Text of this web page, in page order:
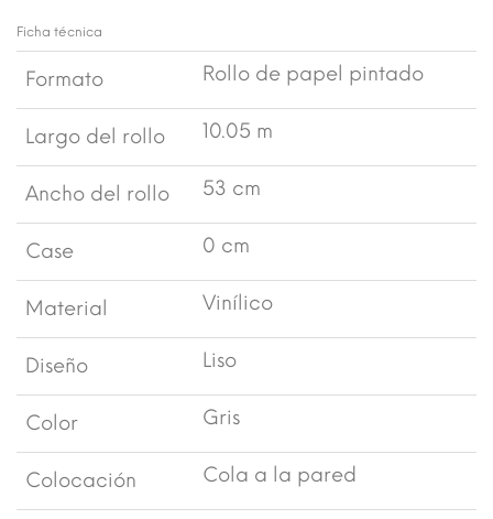
Ficha técnica
Formato Rollo de papel pintado
Largo del rollo 10.05 m
Ancho del rollo 53 cm
Case 0 cm
Material Vinílico
Diseño Liso
Color Gris
Colocación Cola a la pared